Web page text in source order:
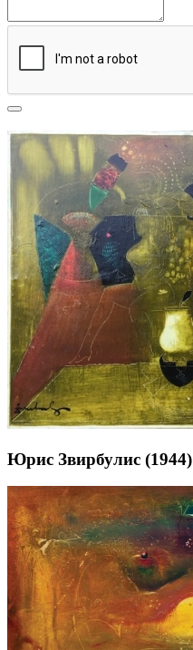
Юрис Звирбулис (1944)